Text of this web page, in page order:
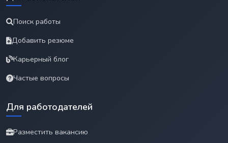
Поиск работы
Добавить резюме
Карьерный блог
Частые вопросы
Для работодателей
Разместить вакансию